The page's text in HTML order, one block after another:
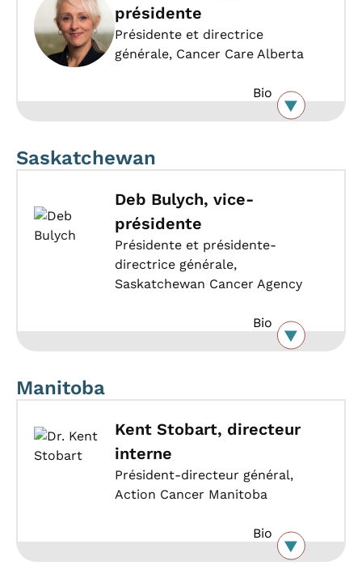
présidente
Présidente et directrice
générale, Cancer Care Alberta
Bio
Saskatchewan
Deb Bulych, vice-
présidente
Présidente et présidente-
directrice générale,
Saskatchewan Cancer Agency
Bio
Manitoba
Kent Stobart, directeur
interne
Président-directeur général,
Action Cancer Manitoba
Bio